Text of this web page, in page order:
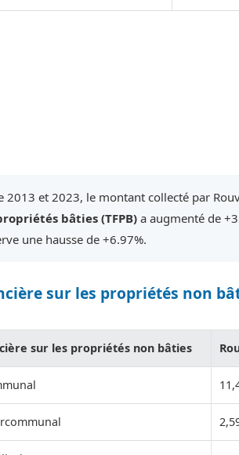
2013 et 2023, le montant collecté par
bâties (TFPB) a augmenté de
une hausse de +6.97%.
sur les propriétés non
sur les propriétés non bâties